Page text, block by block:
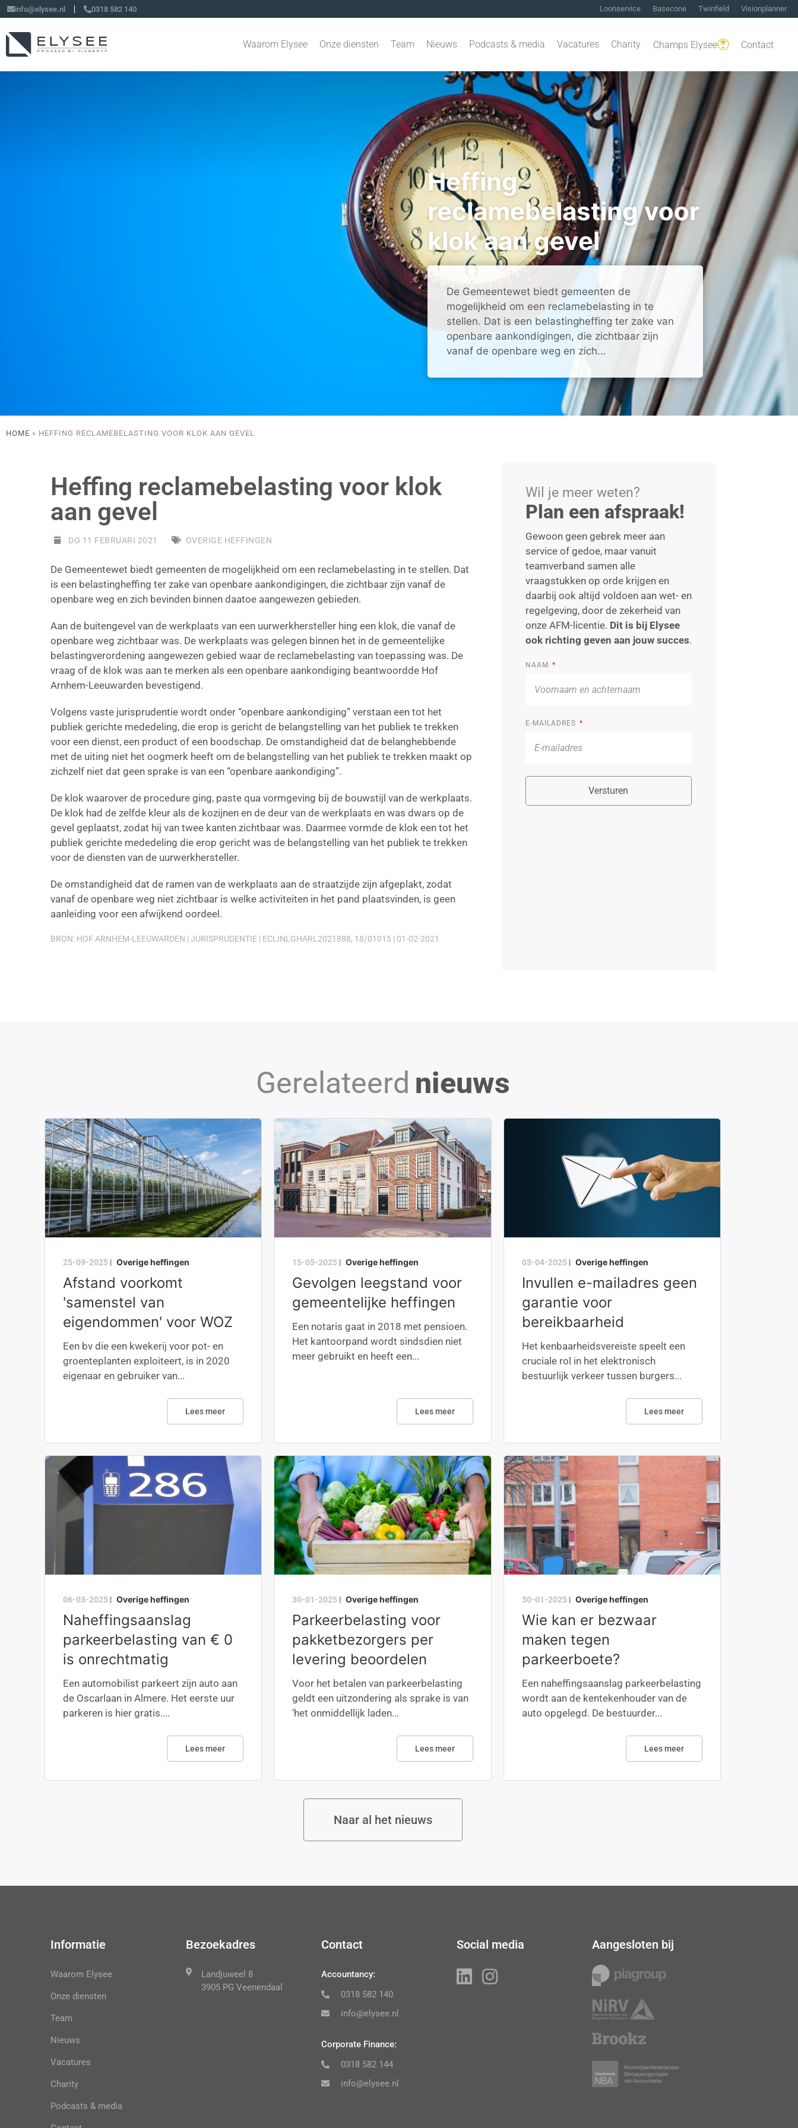
info@elysee.nl 0318 582 140 Loonservice Basecone Twinfield Visionplanner
Waarom Elysee Onze diensten Team Nieuws Podcasts & media Vacatures Charity Champs Elysee Contact
Heffing
reclamebelasting voor
klok aan gevel
De Gemeentewet biedt gemeenten de
mogelijkheid om een reclamebelasting in te
stellen. Dat is een belastingheffing ter zake van
openbare aankondigingen, die zichtbaar zijn
vanaf de openbare weg en zich...
HOME » HEFFING RECLAMEBELASTING VOOR KLOK AAN GEVEL
Heffing reclamebelasting voor klok
aan gevel
DO 11 FEBRUARI 2021 OVERIGE HEFFINGEN
De Gemeentewet biedt gemeenten de mogelijkheid om een reclamebelasting in te stellen. Dat
is een belastingheffing ter zake van openbare aankondigingen, die zichtbaar zijn vanaf de
openbare weg en zich bevinden binnen daatoe aangewezen gebieden.
Aan de buitengevel van de werkplaats van een uurwerkhersteller hing een klok, die vanaf de
openbare weg zichtbaar was. De werkplaats was gelegen binnen het in de gemeentelijke
belastingverordening aangewezen gebied waar de reclamebelasting van toepassing was. De
vraag of de klok was aan te merken als een openbare aankondiging beantwoordde Hof
Arnhem-Leeuwarden bevestigend.
Volgens vaste jurisprudentie wordt onder “openbare aankondiging” verstaan een tot het
publiek gerichte mededeling, die erop is gericht de belangstelling van het publiek te trekken
voor een dienst, een product of een boodschap. De omstandigheid dat de belanghebbende
met de uiting niet het oogmerk heeft om de belangstelling van het publiek te trekken maakt op
zichzelf niet dat geen sprake is van een “openbare aankondiging”.
De klok waarover de procedure ging, paste qua vormgeving bij de bouwstijl van de werkplaats.
De klok had de zelfde kleur als de kozijnen en de deur van de werkplaats en was dwars op de
gevel geplaatst, zodat hij van twee kanten zichtbaar was. Daarmee vormde de klok een tot het
publiek gerichte mededeling die erop gericht was de belangstelling van het publiek te trekken
voor de diensten van de uurwerkhersteller.
De omstandigheid dat de ramen van de werkplaats aan de straatzijde zijn afgeplakt, zodat
vanaf de openbare weg niet zichtbaar is welke activiteiten in het pand plaatsvinden, is geen
aanleiding voor een afwijkend oordeel.
BRON: HOF ARNHEM-LEEUWARDEN | JURISPRUDENTIE | ECLINLGHARL2021888, 18/01015 | 01-02-2021
Wil je meer weten?
Plan een afspraak!
Gewoon geen gebrek meer aan
service of gedoe, maar vanuit
teamverband samen alle
vraagstukken op orde krijgen en
daarbij ook altijd voldoen aan wet- en
regelgeving, door de zekerheid van
onze AFM-licentie. Dit is bij Elysee
ook richting geven aan jouw succes.
NAAM
E-MAILADRES
Versturen
Gerelateerd nieuws
25-09-2025 | Overige heffingen
Afstand voorkomt
'samenstel van
eigendommen' voor WOZ
Een bv die een kwekerij voor pot- en
groenteplanten exploiteert, is in 2020
eigenaar en gebruiker van...
Lees meer
15-05-2025 | Overige heffingen
Gevolgen leegstand voor
gemeentelijke heffingen
Een notaris gaat in 2018 met pensioen.
Het kantoorpand wordt sindsdien niet
meer gebruikt en heeft een...
Lees meer
03-04-2025| Overige heffingen
Invullen e-mailadres geen
garantie voor
bereikbaarheid
Het kenbaarheidsvereiste speelt een
cruciale rol in het elektronisch
bestuurlijk verkeer tussen burgers...
Lees meer
06-03-2025 | Overige heffingen
Naheffingsaanslag
parkeerbelasting van € 0
is onrechtmatig
Een automobilist parkeert zijn auto aan
de Oscarlaan in Almere. Het eerste uur
parkeren is hier gratis....
Lees meer
30-01-2025 | Overige heffingen
Parkeerbelasting voor
pakketbezorgers per
levering beoordelen
Voor het betalen van parkeerbelasting
geldt een uitzondering als sprake is van
‘het onmiddellijk laden...
Lees meer
30-01-2025| Overige heffingen
Wie kan er bezwaar
maken tegen
parkeerboete?
Een naheffingsaanslag parkeerbelasting
wordt aan de kentekenhouder van de
auto opgelegd. De bestuurder...
Lees meer
Naar al het nieuws
Informatie
Waarom Elysee
Onze diensten
Team
Nieuws
Vacatures
Charity
Podcasts & media
Bezoekadres
Landjuweel 8
3905 PG Veenendaal
Contact
Accountancy:
0318 582 140
info@elysee.nl
Corporate Finance:
0318 582 144
info@elysee.nl
Social media Aangesloten bij